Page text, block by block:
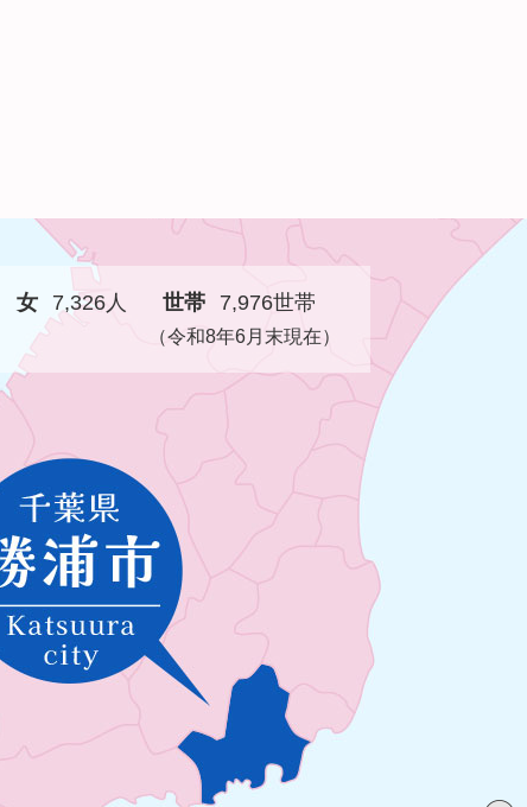
女 7,326人 世帯 7,976世帯
（令和8年6月末現在）